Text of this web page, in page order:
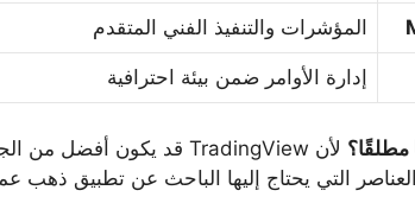
المؤشرات والتنفيذ الفني المتقدم
إدارة الأوامر ضمن بيئة احترافية
مطلقًا؟
التي يحتاج إليها الباحث عن تطبيق ذهب